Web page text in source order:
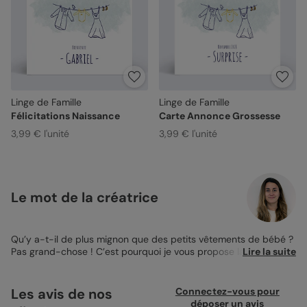
Linge de Famille
Félicitations Naissance
3,99 € l'unité
Linge de Famille
Carte Annonce Grossesse
3,99 € l'unité
Le mot de la créatrice
Qu’y a-t-il de plus mignon que des petits vêtements de bébé ?
Pas grand-chose ! C’est pourquoi je vous propose laCarte
page de votre Carte Annonce Grossesse, un fil à linge est
dessiné sur un fond gris. Au milieu de ce fil, un petit body jaune
Lire la suite
Les avis de nos
Connectez-vous pour
déposer un avis